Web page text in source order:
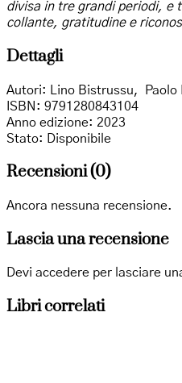
divisa in tre grandi periodi, e
collante, gratitudine e
Dettagli
Autori: Lino Bistrussu,
Paolo
ISBN: 9791280843104
Anno edizione: 2023
Stato: Disponibile
Recensioni (0)
Ancora nessuna recensione.
Lascia una recensione
Devi accedere per lasciare
Libri correlati